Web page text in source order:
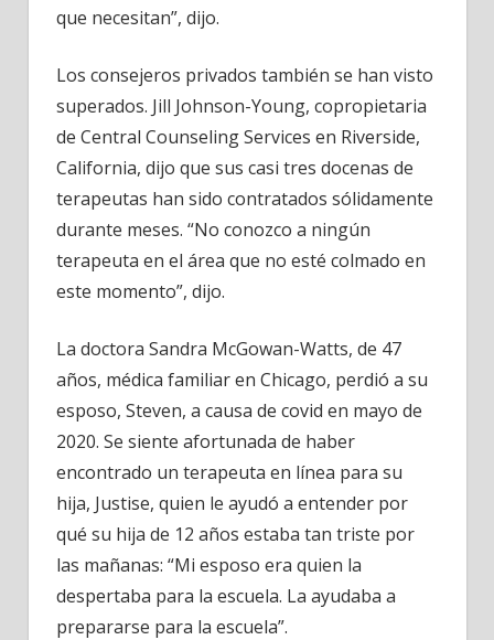
que necesitan”, dijo.
Los consejeros privados también se han visto
superados. Jill Johnson-Young, copropietaria
de Central Counseling Services en Riverside,
California, dijo que sus casi tres docenas de
terapeutas han sido contratados sólidamente
durante meses. “No conozco a ningún
terapeuta en el área que no esté colmado en
este momento”, dijo.
La doctora Sandra McGowan-Watts, de 47
años, médica familiar en Chicago, perdió a su
esposo, Steven, a causa de covid en mayo de
2020. Se siente afortunada de haber
encontrado un terapeuta en línea para su
hija, Justise, quien le ayudó a entender por
qué su hija de 12 años estaba tan triste por
las mañanas: “Mi esposo era quien la
despertaba para la escuela. La ayudaba a
prepararse para la escuela”.